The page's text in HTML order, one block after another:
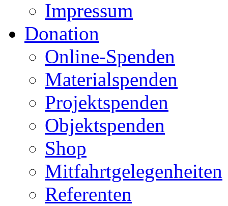
Impressum
Donation
Online-Spenden
Materialspenden
Projektspenden
Objektspenden
Shop
Mitfahrtgelegenheiten
Referenten